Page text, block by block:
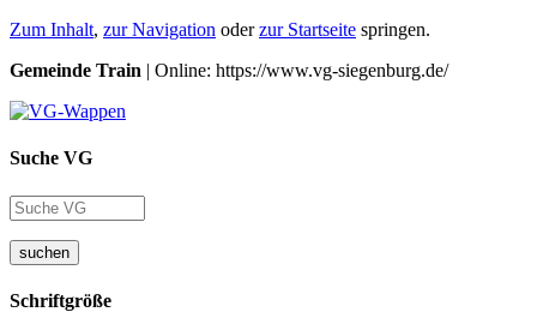
Zum Inhalt, zur Navigation oderzur Startseite springen.
Gemeinde Train | Online: https://www.vg-siegenburg.de/
Suche VG
suchen
Schriftgröße